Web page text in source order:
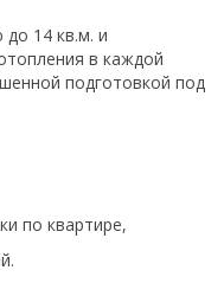
14 кв.м. и
в каждой
подготовкой под
по квартире,